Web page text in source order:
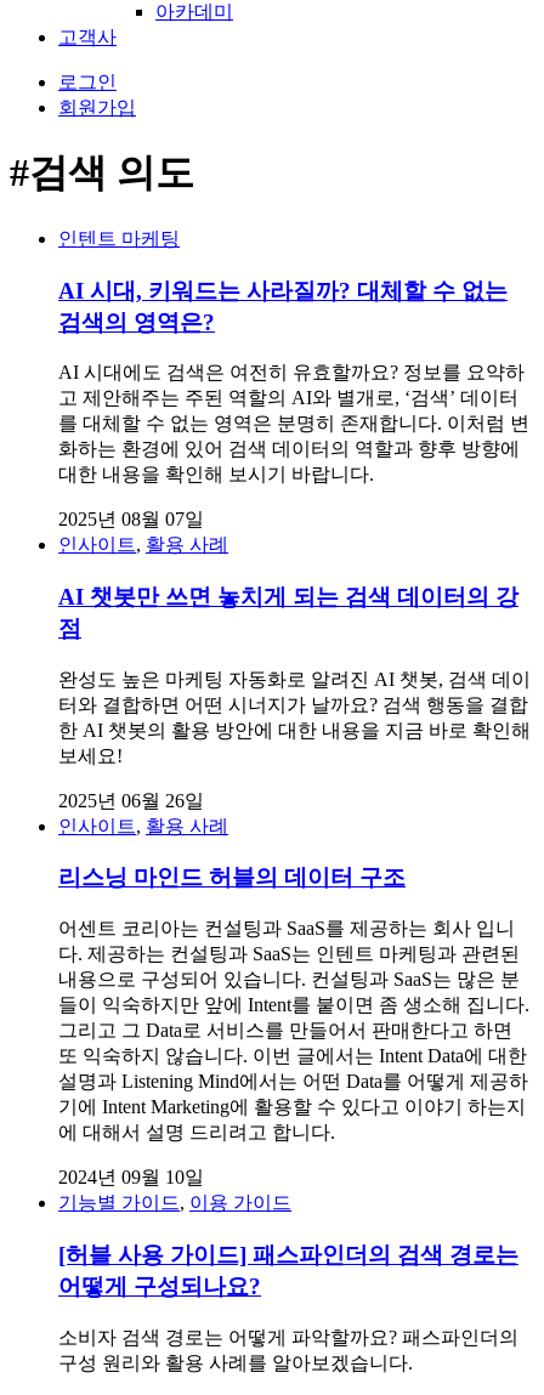
아카데미
고객사
로그인
회원가입
#검색 의도
인텐트 마케팅
AI 시대, 키워드는 사라질까? 대체할 수 없는
검색의 영역은?
AI 시대에도 검색은 여전히 유효할까요? 정보를 요약하
고 제안해주는 주된 역할의 AI와 별개로, ‘검색’ 데이터
를 대체할 수 없는 영역은 분명히 존재합니다. 이처럼 변
화하는 환경에 있어 검색 데이터의 역할과 향후 방향에
대한 내용을 확인해 보시기 바랍니다.
2025년 08월 07일
인사이트, 활용 사례
AI 챗봇만 쓰면 놓치게 되는 검색 데이터의 강
점
완성도 높은 마케팅 자동화로 알려진 AI 챗봇, 검색 데이
터와 결합하면 어떤 시너지가 날까요? 검색 행동을 결합
한 AI 챗봇의 활용 방안에 대한 내용을 지금 바로 확인해
보세요!
2025년 06월 26일
인사이트, 활용 사례
리스닝 마인드 허블의 데이터 구조
어센트 코리아는 컨설팅과 SaaS를 제공하는 회사 입니
다. 제공하는 컨설팅과 SaaS는 인텐트 마케팅과 관련된
내용으로 구성되어 있습니다. 컨설팅과 SaaS는 많은 분
들이 익숙하지만 앞에 Intent를 붙이면 좀 생소해 집니다.
그리고 그 Data로 서비스를 만들어서 판매한다고 하면
또 익숙하지 않습니다. 이번 글에서는 Intent Data에 대한
설명과 Listening Mind에서는 어떤 Data를 어떻게 제공하
기에 Intent Marketing에 활용할 수 있다고 이야기 하는지
에 대해서 설명 드리려고 합니다.
2024년 09월 10일
기능별 가이드, 이용 가이드
[허블 사용 가이드] 패스파인더의 검색 경로는
어떻게 구성되나요?
소비자 검색 경로는 어떻게 파악할까요? 패스파인더의
구성 원리와 활용 사례를 알아보겠습니다.